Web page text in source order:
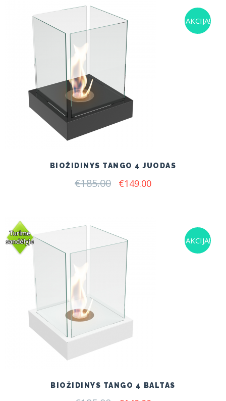
AKCIJA!
BIOŽIDINYS TANGO 4 JUODAS
€185.00 Original
€149.00Current
AKCIJA!
BIOŽIDINYS TANGO 4 BALTAS